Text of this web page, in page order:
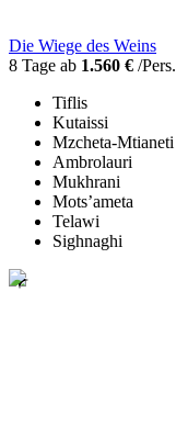
Die Wiege des Weins
8 Tage ab 1.560 € /Pers.
Tiflis
Kutaissi
Mzcheta-Mtianeti
Ambrolauri
Mukhrani
Mots’ameta
Telawi
Sighnaghi